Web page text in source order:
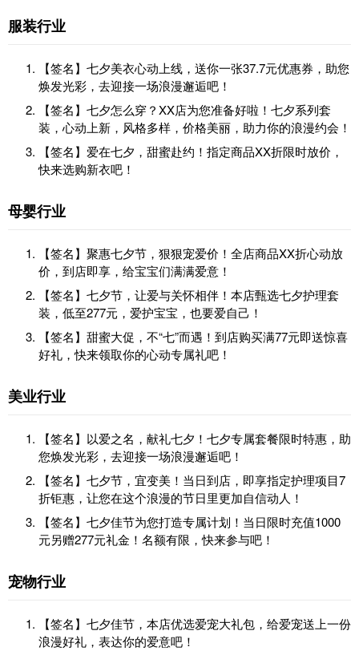
服装行业
【签名】七夕美衣心动上线，送你一张37.7元优惠券，助您
焕发光彩，去迎接一场浪漫邂逅吧！
【签名】七夕怎么穿？XX店为您准备好啦！七夕系列套
装，心动上新，风格多样，价格美丽，助力你的浪漫约会！
【签名】爱在七夕，甜蜜赴约！指定商品XX折限时放价，
快来选购新衣吧！
母婴行业
【签名】聚惠七夕节，狠狠宠爱价！全店商品XX折心动放
价，到店即享，给宝宝们满满爱意！
【签名】七夕节，让爱与关怀相伴！本店甄选七夕护理套
装，低至277元，爱护宝宝，也要爱自己！
【签名】甜蜜大促，不“七”而遇！到店购买满77元即送惊喜
好礼，快来领取你的心动专属礼吧！
美业行业
【签名】以爱之名，献礼七夕！七夕专属套餐限时特惠，助
您焕发光彩，去迎接一场浪漫邂逅吧！
【签名】七夕节，宜变美！当日到店，即享指定护理项目7
折钜惠，让您在这个浪漫的节日里更加自信动人！
【签名】七夕佳节为您打造专属计划！当日限时充值1000
元另赠277元礼金！名额有限，快来参与吧！
宠物行业
【签名】七夕佳节，本店优选爱宠大礼包，给爱宠送上一份
浪漫好礼，表达你的爱意吧！